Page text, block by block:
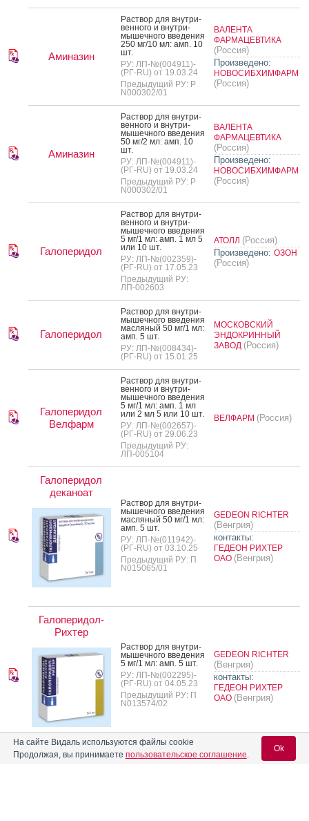
Аминазин
Рас­твор для внут­ри­
вен­но­го и внут­ри­
мышеч­но­го вве­дения
250 мг/10 мл: амп. 10
шт.
РУ: ЛП-№(004911)-
(РГ-RU) от 19.03.24
Предыдущий РУ: Р
N000302/01
ВАЛЕНТА
ФАРМАЦЕВТИКА
(Россия)
Произведено:
НОВОСИБХИМФАРМ
(Россия)
Аминазин
Рас­твор для внут­ри­
вен­но­го и внут­ри­
мышеч­но­го вве­дения
50 мг/2 мл: амп. 10
шт.
РУ: ЛП-№(004911)-
(РГ-RU) от 19.03.24
Предыдущий РУ: Р
N000302/01
ВАЛЕНТА
ФАРМАЦЕВТИКА
(Россия)
Произведено:
НОВОСИБХИМФАРМ
(Россия)
Галоперидол
Рас­твор для внут­ри­
вен­но­го и внут­ри­
мышеч­но­го вве­дения
5 мг/1 мл: амп. 1 мл 5
или 10 шт.
РУ: ЛП-№(002359)-
(РГ-RU) от 17.05.23
Предыдущий РУ:
ЛП-002603
АТОЛЛ (Россия)
Произведено: ОЗОН
(Россия)
Галоперидол
Рас­твор для внут­ри­
мышеч­но­го вве­дения
мас­ля­ный 50 мг/1 мл:
амп. 5 шт.
РУ: ЛП-№(008434)-
(РГ-RU) от 15.01.25
МОСКОВСКИЙ
ЭНДОКРИННЫЙ
ЗАВОД (Россия)
Галоперидол
Велфарм
Рас­твор для внут­ри­
вен­но­го и внут­ри­
мышеч­но­го вве­дения
5 мг/1 мл: амп. 1 мл
или 2 мл 5 или 10 шт.
РУ: ЛП-№(002657)-
(РГ-RU) от 29.06.23
Предыдущий РУ:
ЛП-005104
ВЕЛФАРМ (Россия)
Галоперидол
деканоат
Рас­твор для внут­ри­
мышеч­но­го вве­дения
мас­ля­ный 50 мг/1 мл:
амп. 5 шт.
РУ: ЛП-№(011942)-
(РГ-RU) от 03.10.25
Предыдущий РУ: П
N015065/01
GEDEON RICHTER
(Венгрия)
контакты:
ГЕДЕОН РИХТЕР
ОАО (Венгрия)
Галоперидол-
Рихтер
Рас­твор для внут­ри­
мышеч­но­го вве­дения
5 мг/1 мл: амп. 5 шт.
РУ: ЛП-№(002295)-
(РГ-RU) от 04.05.23
Предыдущий РУ: П
N013574/02
GEDEON RICHTER
(Венгрия)
контакты:
ГЕДЕОН РИХТЕР
ОАО (Венгрия)
Рас­твор для внут­ри­
На сайте Видаль используются файлы cookie
Продолжая, вы принимаете пользовательское соглашение.
Ok